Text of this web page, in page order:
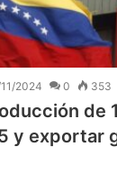
2024 0 353
de
y exportar